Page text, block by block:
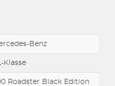
Benz
Klasse
Roadster Black Edition